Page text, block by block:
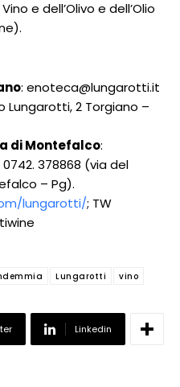
e dell’Olivo e dell’Olio
: enoteca@lungarotti.it
Lungarotti, 2 Torgiano –
di Montefalco:
378868 (via del
– Pg).
lungarotti/; TW
Lungarotti vino
Linkedin